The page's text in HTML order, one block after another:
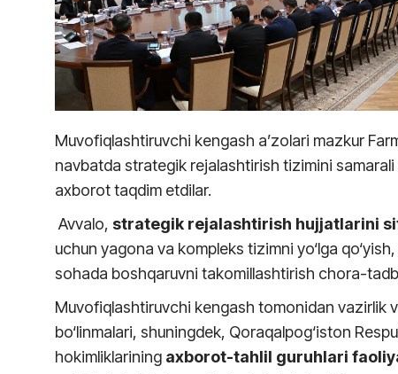
Muvofiqlashtiruvchi kengash a’zolari mazkur
navbatda strategik rejalashtirish tizimini
axborot taqdim etdilar.
Avvalo, strategik rejalashtirish hujjatlarini
uchun yagona va kompleks tizimni yo‘lga
sohada boshqaruvni takomillashtirish chora-
Muvofiqlashtiruvchi kengash tomonidan vazirlik
bo‘linmalari, shuningdek, Qoraqalpog‘iston
hokimliklarining axborot-tahlil guruhlari